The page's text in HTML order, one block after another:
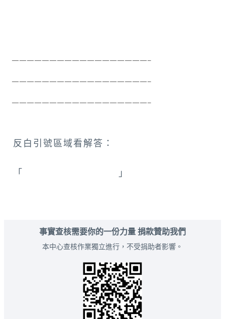
——————————————————–
——————————————————–
——————————————————–
反白引號區域看解答：
「 」
事實查核需要你的一份力量 捐款贊助我們
本中心查核作業獨立進行，不受捐助者影響。